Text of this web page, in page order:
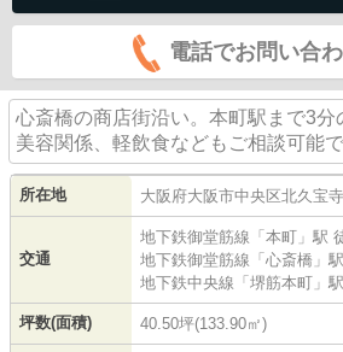
電話でお問い合
心斎橋の商店街沿い。本町駅まで3分
美容関係、軽飲食などもご相談可能で
所在地 大阪府大阪市中央区北久宝
交通
地下鉄御堂筋線 「本町 」駅
地下鉄御堂筋線 「心斎橋 」
地下鉄中央線 「堺筋本町 」
坪数(面積) 40.50坪(133.90㎡)